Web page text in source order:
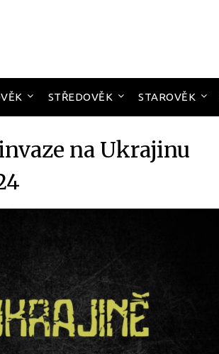
STŘEDOVĚK STAROVĚK
na Ukrajinu